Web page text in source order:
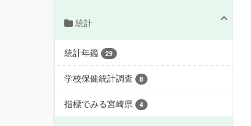
統計
統計年鑑 29
学校保健統計調査 8
指標でみる宮崎県 4